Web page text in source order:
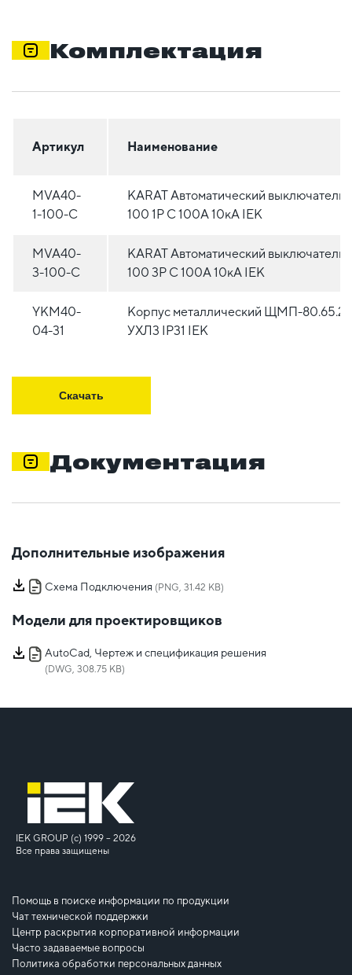
Комплектация
Артикул Наименование
MVA40-
1-100-C
KARAT Автоматический выключатель
100 1P C 100А 10кА IEK
MVA40-
3-100-C
KARAT Автоматический выключатель
100 3P C 100А 10кА IEK
YKM40-
04-31
Корпус металлический ЩМП-80.65.25
УХЛ3 IP31 IEK
Скачать
Документация
Дополнительные изображения
Схема Подключения (PNG, 31.42 KB)
Модели для проектировщиков
AutoCad, Чертеж и спецификация решения
(DWG, 308.75 KB)
IEK GROUP (c) 1999 – 2026
Все права защищены
Помощь в поиске информации по продукции
Чат технической поддержки
Центр раскрытия корпоративной информации
Часто задаваемые вопросы
Политика обработки персональных данных